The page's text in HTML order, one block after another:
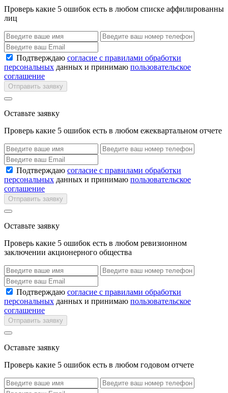
Проверь какие 5 ошибок есть в любом списке аффилированны
лиц
Подтверждаю согласие с правилами обработки
персональных данных и принимаю пользовательское
соглашение
Отправить заявку
Оставьте заявку
Проверь какие 5 ошибок есть в любом ежеквартальном отчете
Подтверждаю согласие с правилами обработки
персональных данных и принимаю пользовательское
соглашение
Отправить заявку
Оставьте заявку
Проверь какие 5 ошибок есть в любом ревизионном
заключении акционерного общества
Подтверждаю согласие с правилами обработки
персональных данных и принимаю пользовательское
соглашение
Отправить заявку
Оставьте заявку
Проверь какие 5 ошибок есть в любом годовом отчете